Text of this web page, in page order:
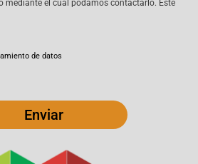
mediante el cual podamos contactarlo. Este
de datos
Enviar